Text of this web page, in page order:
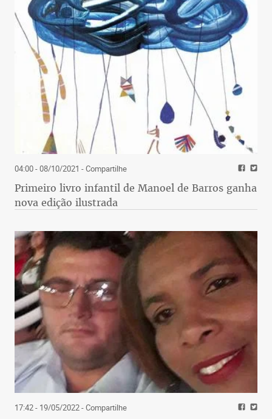
04:00 - 08/10/2021 - Compartilhe
Primeiro livro infantil de Manoel de Barros ganha
nova edição ilustrada
17:42 - 19/05/2022- Compartilhe